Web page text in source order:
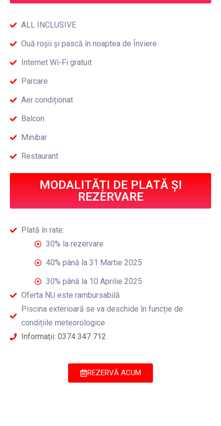
ALL INCLUSIVE
Ouă roșii și pască în noaptea de Înviere
Internet Wi-Fi gratuit
Parcare
Aer condiționat
Balcon
Minibar
Restaurant
MODALITĂȚI DE PLATĂ ȘI
REZERVARE
Plată în rate:
30% la rezervare
40% până la 31 Martie 2025
30% până la 10 Aprilie 2025
Oferta NU este rambursabilă
Piscina exterioară se va deschide în funcție de
condițiile meteorologice
Informații: 0374 347 712
REZERVĂ ACUM